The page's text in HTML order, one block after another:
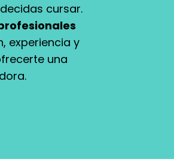
cursar.
experiencia y
una